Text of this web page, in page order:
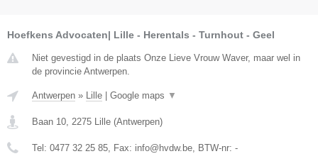
Hoefkens Advocaten| Lille - Herentals - Turnhout - Geel
Niet gevestigd in de plaats Onze Lieve Vrouw Waver, maar wel in
de provincie Antwerpen.
Antwerpen » Lille | Google maps ▼
Baan 10 2275 Lille (Antwerpen)
Tel: 0477 32 25 85 , Fax: info@hvdw.be , BTW-nr: -